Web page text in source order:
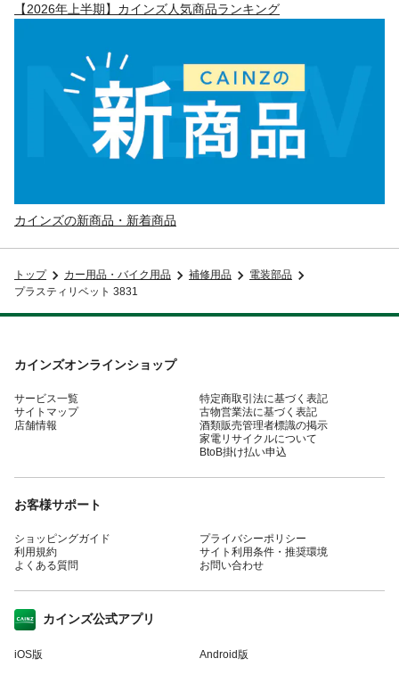
【2026年上半期】カインズ人気商品ランキング
カインズの新商品・新着商品
トップ カー用品・バイク用品 補修用品
電装部品
プラスティリベット 3831
カインズオンラインショップ
サービス一覧
サイトマップ
店舗情報
特定商取引法に基づく表記
古物営業法に基づく表記
酒類販売管理者標識の掲示
家電リサイクルについて
BtoB掛け払い申込
お客様サポート
ショッピングガイド
利用規約
よくある質問
プライバシーポリシー
サイト利用条件・推奨環境
お問い合わせ
カインズ公式アプリ
iOS版 Android版